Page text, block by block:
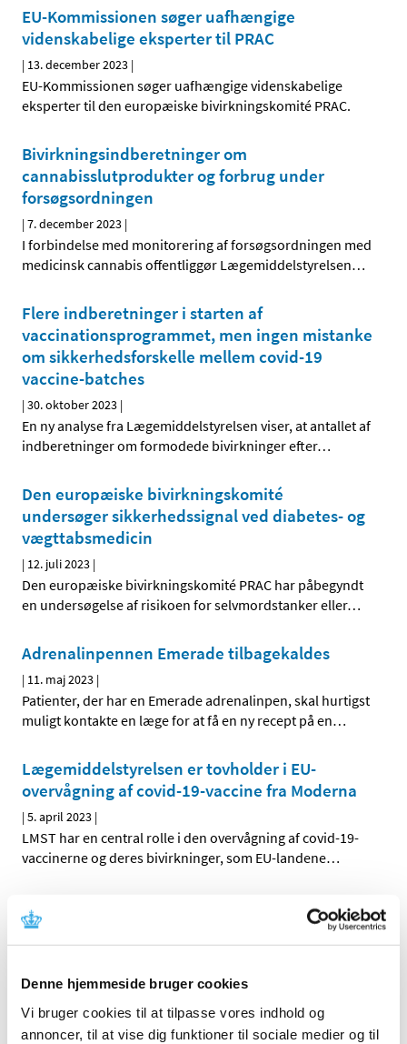
Denne hjemmeside bruger cookies
Vi bruger cookies til at tilpasse vores indhold og
annoncer, til at vise dig funktioner til sociale medier og til
EU-Kommissionen søger uafhængige
videnskabelige eksperter til PRAC
| 13. december 2023 |
EU-Kommissionen søger uafhængige videnskabelige
eksperter til den europæiske bivirkningskomité PRAC.
Bivirkningsindberetninger om
cannabisslutprodukter og forbrug under
forsøgsordningen
|7. december 2023 |
I forbindelse med monitorering af forsøgsordningen med
medicinsk cannabis offentliggør Lægemiddelstyrelsen…
Flere indberetninger i starten af
vaccinationsprogrammet, men ingen mistanke
om sikkerhedsforskelle mellem covid-19
vaccine-batches
|30. oktober 2023 |
En ny analyse fra Lægemiddelstyrelsen viser, at antallet af
indberetninger om formodede bivirkninger efter…
Den europæiske bivirkningskomité
undersøger sikkerhedssignal ved diabetes- og
vægttabsmedicin
| 12. juli 2023 |
Den europæiske bivirkningskomité PRAC har påbegyndt
en undersøgelse af risikoen for selvmordstanker eller…
Adrenalinpennen Emerade tilbagekaldes
| 11. maj 2023 |
Patienter, der har en Emerade adrenalinpen, skal hurtigst
muligt kontakte en læge for at få en ny recept på en…
Lægemiddelstyrelsen er tovholder i EU-
overvågning af covid-19-vaccine fra Moderna
|5. april 2023 |
LMST har en central rolle i den overvågning af covid-19-
vaccinerne og deres bivirkninger, som EU-landene…
Lægemiddelstyrelsen fortsætter overvågning
af covid-19-vacciner
Lægemiddelstyrelsen har gennem hele den tid, hvor
covid-19-vaccinerne har været i brug i Danmark, haft